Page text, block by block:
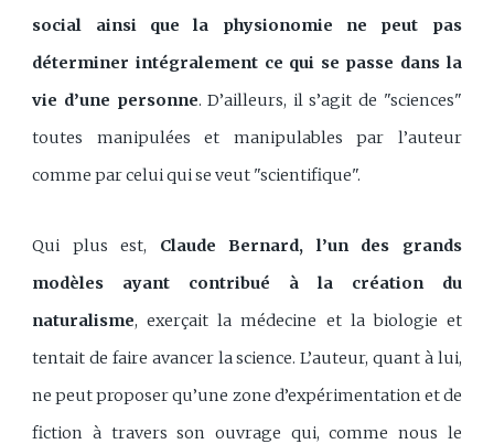
social ainsi que la physionomie ne peut pas
déterminer intégralement ce qui se passe dans la
vie d’une personne. D’ailleurs, il s’agit de "sciences"
toutes manipulées et manipulables par l’auteur
comme par celui qui se veut "scientifique".
Qui plus est, Claude Bernard, l’un des grands
modèles ayant contribué à la création du
naturalisme, exerçait la médecine et la biologie et
tentait de faire avancer la science. L’auteur, quant à lui,
ne peut proposer qu’une zone d’expérimentation et de
fiction à travers son ouvrage qui, comme nous le